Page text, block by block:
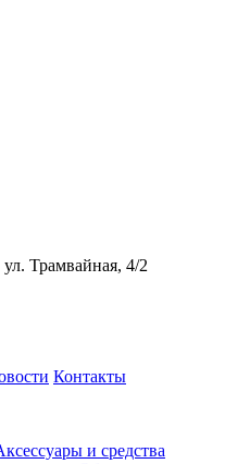
Трамвайная, 4/2
Контакты
и средства